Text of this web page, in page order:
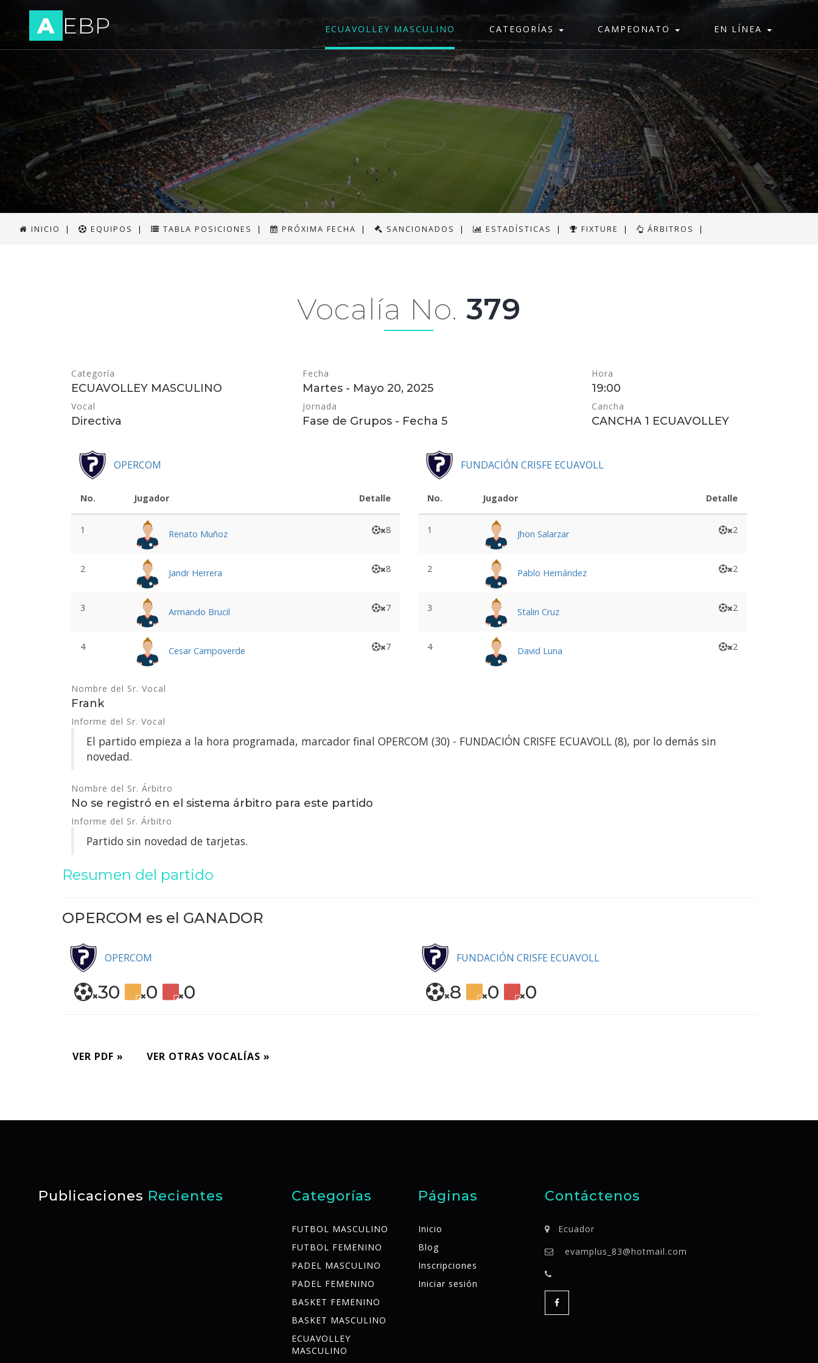
A EBP ECUAVOLLEY MASCULINO CATEGORÍAS CAMPEONATO EN LÍNEA
INICIO | EQUIPOS | TABLA POSICIONES | PRÓXIMA FECHA | SANCIONADOS | ESTADÍSTICAS | FIXTURE | ÁRBITROS |
Vocalía No. 379
Categoría
ECUAVOLLEY MASCULINO
Vocal
Directiva
Fecha
Martes - Mayo 20, 2025
Jornada
Fase de Grupos - Fecha 5
Hora
19:00
Cancha
CANCHA 1 ECUAVOLLEY
OPERCOM
No. Jugador Detalle
1 Renato Muñoz 8
2 Jandr Herrera 8
3 Armando Brucil 7
4 Cesar Campoverde 7
FUNDACIÓN CRISFE ECUAVOLL
No. Jugador Detalle
1 Jhon Salarzar 2
2 Pablo Hernández 2
3 Stalin Cruz 2
4 David Luna 2
Nombre del Sr. Vocal
Frank
Informe del Sr. Vocal
El partido empieza a la hora programada, marcador final OPERCOM (30) - FUNDACIÓN CRISFE ECUAVOLL (8), por lo demás sin
novedad.
Nombre del Sr. Árbitro
No se registró en el sistema árbitro para este partido
Informe del Sr. Árbitro
Partido sin novedad de tarjetas.
Resumen del partido
OPERCOM es el GANADOR
OPERCOM
30 0 0
FUNDACIÓN CRISFE ECUAVOLL
8 0 0
VER PDF » VER OTRAS VOCALÍAS »
Publicaciones Recientes Categorías
FUTBOL MASCULINO
FUTBOL FEMENINO
PADEL MASCULINO
PADEL FEMENINO
BASKET FEMENINO
BASKET MASCULINO
ECUAVOLLEY
MASCULINO
Páginas
Inicio
Blog
Inscripciones
Iniciar sesión
Contáctenos
Ecuador
evamplus_83@hotmail.com